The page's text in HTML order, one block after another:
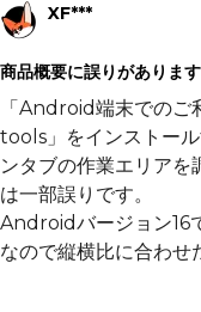
XF***
商品概要に誤りがあります
「Android端末での
tools」をインストー
ンタブの作業エリア
は一部誤りです。
Androidバージョン16
なので縦横比に合わせ